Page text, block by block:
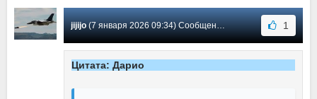
jijijo(7 января 2026 09:34) Сообщение #34 1
Цитата: Дарио